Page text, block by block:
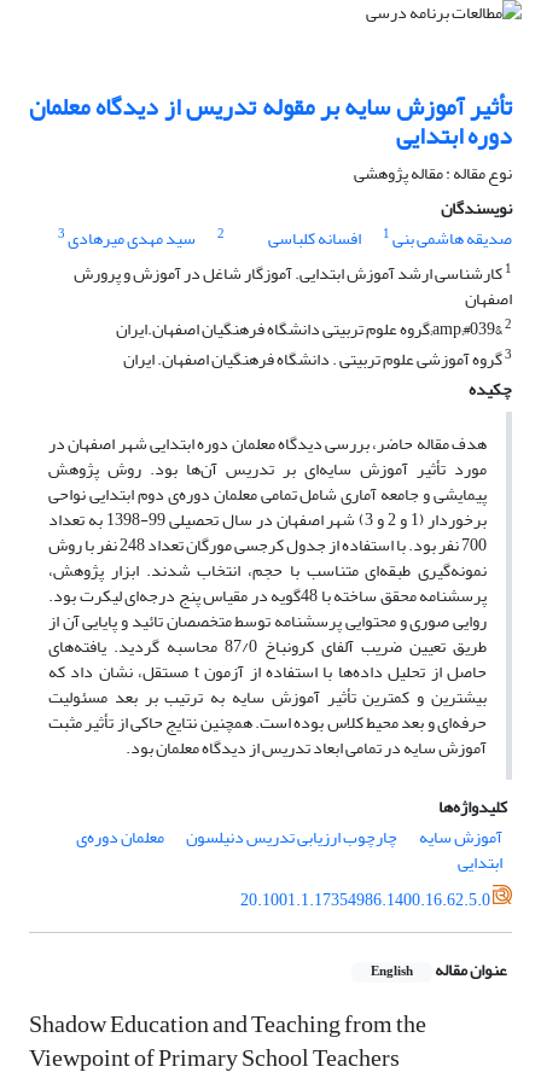
تأثیر آموزش سایه بر مقوله تدریس از دیدگاه معلمان
دوره ابتدایی
نوع مقاله : مقاله پژوهشی
نویسندگان
صدیقه هاشمی بنی1 افسانه کلباسی 2 سید مهدی میرهادی3
1کارشناسی ارشد آموزش ابتدایی. آموزگار شاغل در آموزش و پرورش
اصفهان
2&amp;#039;گروه علوم تربیتی دانشگاه فرهنگیان اصفهان.ایران
3گروه آموزشی علوم تربیتی . دانشگاه فرهنگیان اصفهان. ایران
چکیده
هدف مقاله حاضر، بررسی دیدگاه معلمان دوره ابتدایی شهر اصفهان در
مورد تأثیر آموزش سایه‌ای بر تدریس آن‌ها بود. روش پژوهش
پیمایشی و جامعه آماری شامل تمامی معلمان دوره‌ی دوم ابتدایی نواحی
برخوردار (1 و 2 و 3) شهر اصفهان در سال تحصیلی 99-1398 به تعداد
700 نفر بود. با استفاده از جدول کرجسی مورگان تعداد 248 نفر با روش
نمونه‌گیری طبقه‌ای متناسب با حجم، انتخاب شدند. ابزار پژوهش،
پرسشنامه‌ محقق ساخته با 48گویه در مقیاس پنج ‌درجه‌ای لیکرت بود.
روایی صوری و محتوایی پرسشنامه توسط متخصصان تائید و پایایی آن از
طریق تعیین ضریب آلفای کرونباخ 87/0 محاسبه گردید. یافته‌های
حاصل از تحلیل داده‌ها با استفاده از آزمون t مستقل، نشان داد که
بیشترین و کمترین تأثیر آموزش سایه به ترتیب بر بعد مسئولیت
حرفه‌ای و بعد محیط کلاس بوده است. همچنین نتایج حاکی از تأثیر مثبت
آموزش سایه در تمامی ابعاد تدریس از دیدگاه معلمان بود.
کلیدواژه‌ها
آموزش سایه
چارچوب ارزیابی تدریس دنیلسون معلمان دوره‌ی
ابتدایی
20.1001.1.17354986.1400.16.62.5.0
عنوان مقاله English
Shadow Education and Teaching from the
Viewpoint of Primary School Teachers